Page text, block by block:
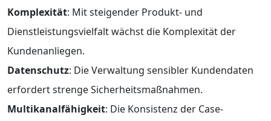
Komplexität: Mit steigender Produkt- und
Dienstleistungsvielfalt wächst die Komplexität der
Kundenanliegen.
Datenschutz: Die Verwaltung sensibler Kundendaten
erfordert strenge Sicherheitsmaßnahmen.
Multikanalfähigkeit: Die Konsistenz der Case-